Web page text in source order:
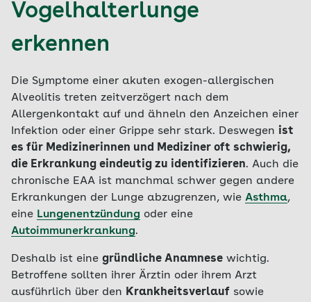
Vogelhalterlunge
erkennen
Die Symptome einer akuten exogen-allergischen
Alveolitis treten zeitverzögert nach dem
Allergenkontakt auf und ähneln den Anzeichen einer
Infektion oder einer Grippe sehr stark. Deswegen ist
es für Medizinerinnen und Mediziner oft schwierig,
die Erkrankung eindeutig zu identifizieren. Auch die
chronische EAA ist manchmal schwer gegen andere
Erkrankungen der Lunge abzugrenzen, wie Asthma,
eine Lungenentzündung oder eine
Autoimmunerkrankung.
Deshalb ist eine gründliche Anamnese wichtig.
Betroffene sollten ihrer Ärztin oder ihrem Arzt
ausführlich über den Krankheitsverlauf sowie